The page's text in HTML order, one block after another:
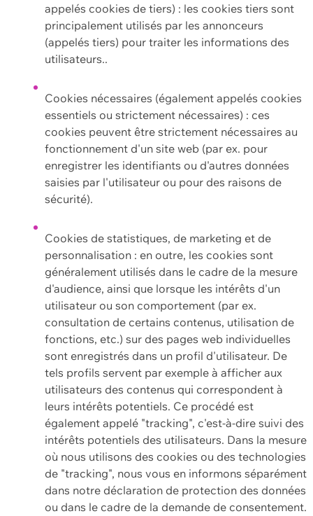
appelés cookies de tiers) : les cookies tiers sont
principalement utilisés par les annonceurs
(appelés tiers) pour traiter les informations des
utilisateurs..
Cookies nécessaires (également appelés cookies
essentiels ou strictement nécessaires) : ces
cookies peuvent être strictement nécessaires au
fonctionnement d'un site web (par ex. pour
enregistrer les identifiants ou d'autres données
saisies par l'utilisateur ou pour des raisons de
sécurité).
Cookies de statistiques, de marketing et de
personnalisation : en outre, les cookies sont
généralement utilisés dans le cadre de la mesure
d'audience, ainsi que lorsque les intérêts d'un
utilisateur ou son comportement (par ex.
consultation de certains contenus, utilisation de
fonctions, etc.) sur des pages web individuelles
sont enregistrés dans un profil d'utilisateur. De
tels profils servent par exemple à afficher aux
utilisateurs des contenus qui correspondent à
leurs intérêts potentiels. Ce procédé est
également appelé "tracking", c'est-à-dire suivi des
intérêts potentiels des utilisateurs. Dans la mesure
où nous utilisons des cookies ou des technologies
de "tracking", nous vous en informons séparément
dans notre déclaration de protection des données
ou dans le cadre de la demande de consentement.